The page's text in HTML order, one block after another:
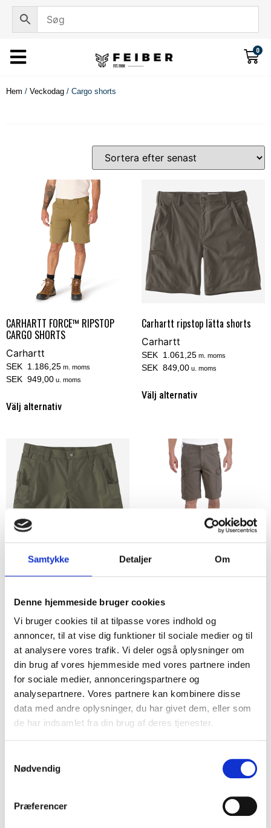
Samtykke Detaljer Om
Denne hjemmeside bruger cookies
Vi bruger cookies til at tilpasse vores indhold og
annoncer, til at vise dig funktioner til sociale medier og til
at analysere vores trafik. Vi deler også oplysninger om
din brug af vores hjemmeside med vores partnere inden
for sociale medier, annonceringspartnere og
analysepartnere. Vores partnere kan kombinere disse
data med andre oplysninger, du har givet dem, eller som
de har indsamlet fra din brug af deres tjenester.
Nødvendig
Præferencer
0
Hem / Veckodag / Cargo shorts
CARHARTT FORCE™ RIPSTOP
CARGO SHORTS
Carhartt
SEK 1.186,25 m. moms
SEK 949,00 u. moms
Välj alternativ
Carhartt ripstop lätta shorts
Carhartt
SEK 1.061,25 m. moms
SEK 849,00 u. moms
Välj alternativ
SEK 1.061,25m. moms
SEK 849,00u. moms
Välj alternativ
Carhartt
SEK 849,00 u. moms
Välj alternativ
Håll mig uppdaterad
förmåner